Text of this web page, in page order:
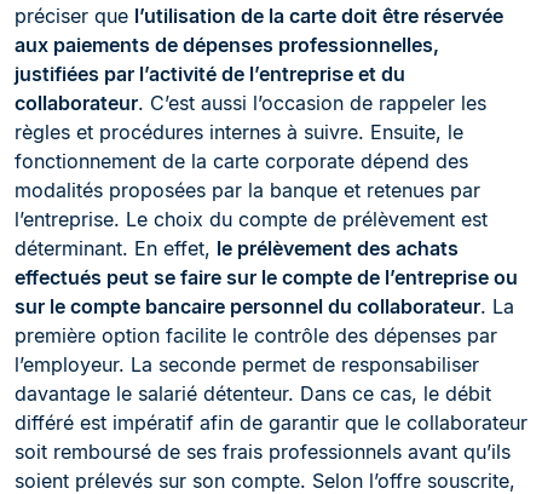
préciser que l’utilisation de la carte doit être réservée
aux paiements de dépenses professionnelles,
justifiées par l’activité de l’entreprise et du
collaborateur. C’est aussi l’occasion de rappeler les
règles et procédures internes à suivre. Ensuite, le
fonctionnement de la carte corporate dépend des
modalités proposées par la banque et retenues par
l’entreprise. Le choix du compte de prélèvement est
déterminant. En effet, le prélèvement des achats
effectués peut se faire sur le compte de l’entreprise ou
sur le compte bancaire personnel du collaborateur. La
première option facilite le contrôle des dépenses par
l’employeur. La seconde permet de responsabiliser
davantage le salarié détenteur. Dans ce cas, le débit
différé est impératif afin de garantir que le collaborateur
soit remboursé de ses frais professionnels avant qu’ils
soient prélevés sur son compte. Selon l’offre souscrite,